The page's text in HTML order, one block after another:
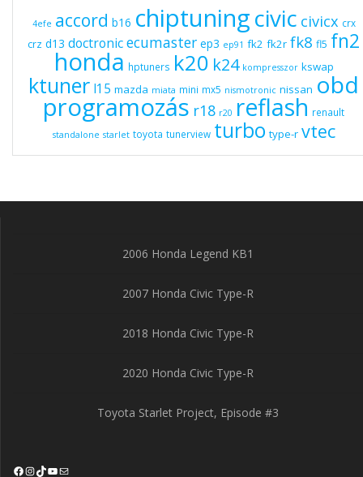
4efe accord b16 chiptuningcivic civicx crx
crz d13 doctronicecumaster ep3 ep91 fk2 fk2r fk8 fl5 fn2
honda hptuners k20 k24 kompresszor kswap
ktuner l15 mazda miata mini mx5 nismotronic nissan obd
programozás r18 r20 reflash renault
standalone starlet toyota tunerview turbo type-r vtec
2006 Honda Legend KB1
2007 Honda Civic Type-R
2018 Honda Civic Type-R
2020 Honda Civic Type-R
Toyota Starlet Project, Episode #3
Facebook
Instagram
TikTok
YouTube
Mail